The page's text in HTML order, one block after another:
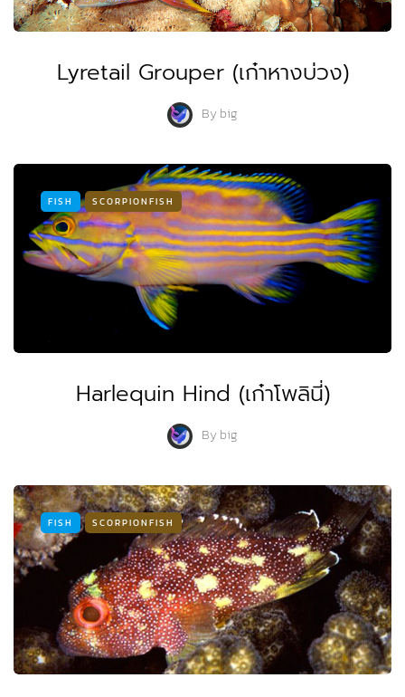
Lyretail Grouper (เก๋าหางบ่วง)
Bybig
FISH SCORPIONFISH
Harlequin Hind (เก๋าโพลินี่)
Bybig
FISH SCORPIONFISH